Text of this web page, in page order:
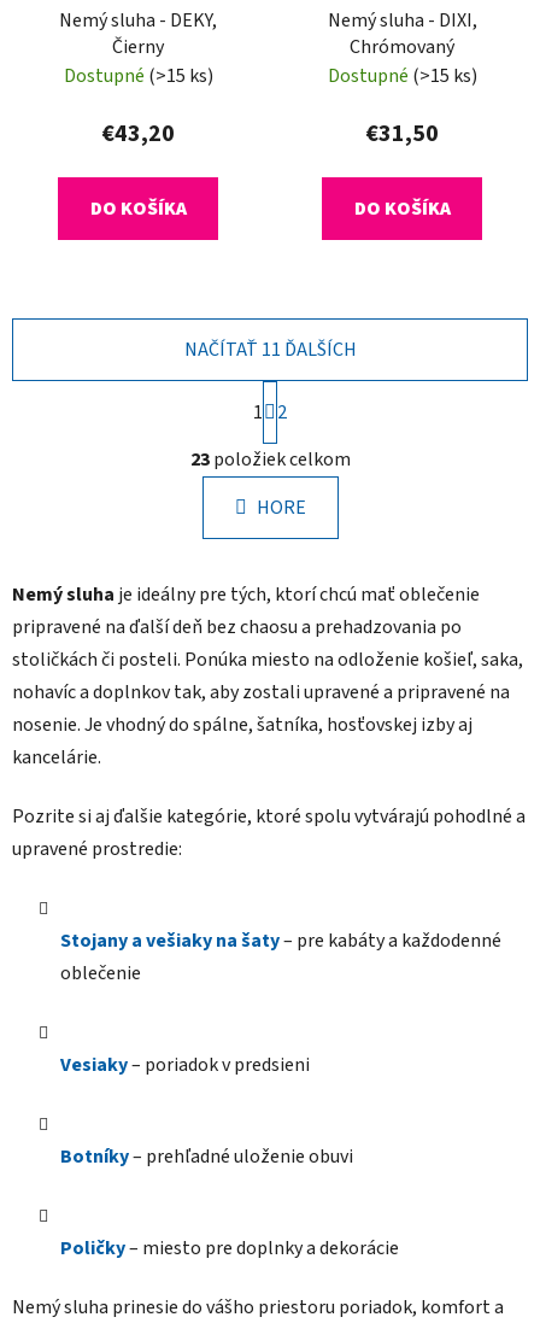
Nemý sluha - DEKY,
Čierny
Dostupné (>15 ks)
€43,20
DO KOŠÍKA
Nemý sluha - DIXI,
Chrómovaný
Dostupné (>15 ks)
€31,50
DO KOŠÍKA
O
v
l
á
d
c
i
e
p
r
v
v
u
NAČÍTAŤ 11 ĎALŠÍCH
S
t
r
á
n
k
n
i
1
2
23položiek celkom
HORE
Nemý sluhaje ideálny pre tých, ktorí chcú mať oblečenie
pripravené na ďalší deň bez chaosu a prehadzovania po
stoličkách či posteli. Ponúka miesto na odloženie košieľ, saka,
nohavíc a doplnkov tak, aby zostali upravené a pripravené na
nosenie. Je vhodný do spálne, šatníka, hosťovskej izby aj
kancelárie.
Pozrite si aj ďalšie kategórie, ktoré spolu vytvárajú pohodlné a
upravené prostredie:
Stojany a vešiaky na šaty– pre kabáty a každodenné
oblečenie
Vesiaky– poriadok v predsieni
Botníky– prehľadné uloženie obuvi
Poličky– miesto pre doplnky a dekorácie
Nemý sluha prinesie do vášho priestoru poriadok, komfort a